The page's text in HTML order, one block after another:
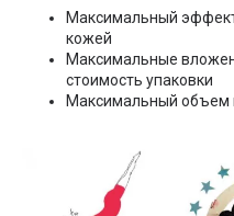
Максимальный
кожей
Максимальные
стоимость упаковки
Максимальный объем